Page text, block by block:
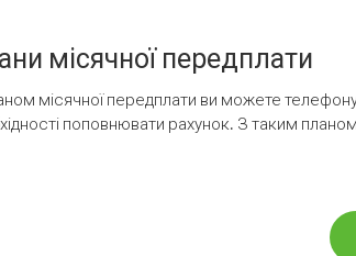
місячної передплати
місячної передплати ви можете
поповнювати рахунок. З таким